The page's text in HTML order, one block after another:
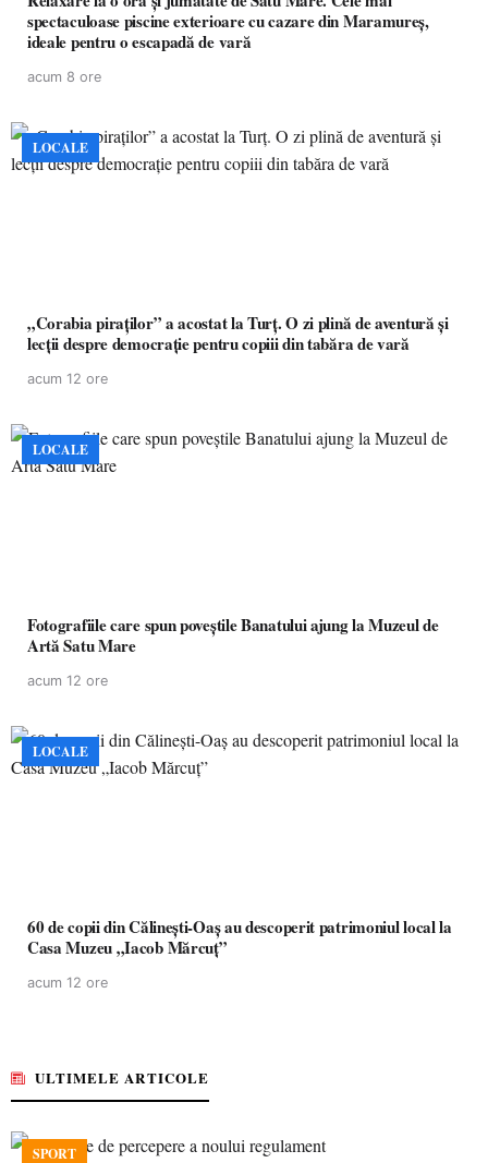
spectaculoase piscine exterioare cu cazare din Maramureș,
ideale pentru o escapadă de vară
acum 8 ore
LOCALE
„Corabia piraților” a acostat la Turț. O zi plină de aventură și
lecții despre democrație pentru copiii din tabăra de vară
acum 12 ore
LOCALE
Fotografiile care spun poveștile Banatului ajung la Muzeul de
Artă Satu Mare
acum 12 ore
LOCALE
60 de copii din Călinești-Oaș au descoperit patrimoniul local la
Casa Muzeu „Iacob Mărcuț”
acum 12 ore
ULTIMELE ARTICOLE
SPORT